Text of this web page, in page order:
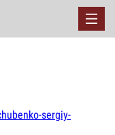
sergiy-